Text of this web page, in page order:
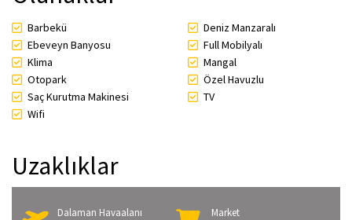
Barbekü
Deniz Manzaralı
Ebeveyn Banyosu
Full Mobilyalı
Klima
Mangal
Otopark
Özel Havuzlu
Saç Kurutma Makinesi
TV
Wifi
Uzaklıklar
Dalaman Havaalanı
Market